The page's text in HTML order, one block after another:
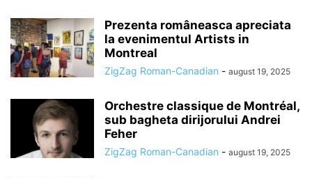
Prezenta româneasca apreciata
la evenimentul Artists in
Montreal
ZigZag Roman-Canadian - august 19, 2025
Orchestre classique de Montréal,
sub bagheta dirijorului Andrei
Feher
ZigZag Roman-Canadian - august 19, 2025